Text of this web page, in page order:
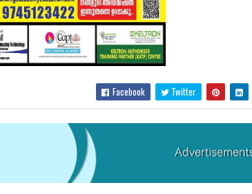
Facebook Twitter